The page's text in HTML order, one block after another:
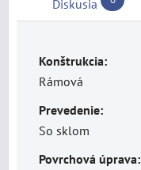
Diskusia
Konštrukcia:
Rámová
Prevedenie:
So sklom
Povrchová úprava: